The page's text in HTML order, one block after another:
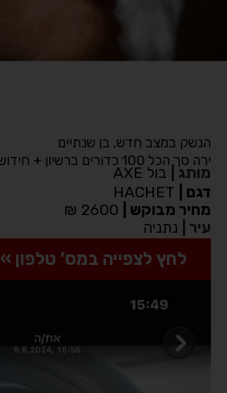
הנשק במצב חדש, בן שנתיים
ירה סך הכל 100 כדורים ברשיון + חידוש
מותג
בול AXE
דגם
מחיר מבוקש
עיר
נתניה
לחץ לצפייה במס’ טלפון »